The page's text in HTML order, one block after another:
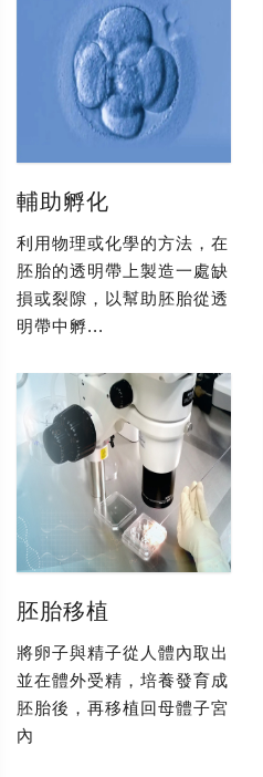
輔助孵化
利用物理或化學的方法，在
胚胎的透明帶上製造一處缺
損或裂隙，以幫助胚胎從透
明帶中孵...
胚胎移植
將卵子與精子從人體內取出
並在體外受精，培養發育成
胚胎後，再移植回母體子宮
內